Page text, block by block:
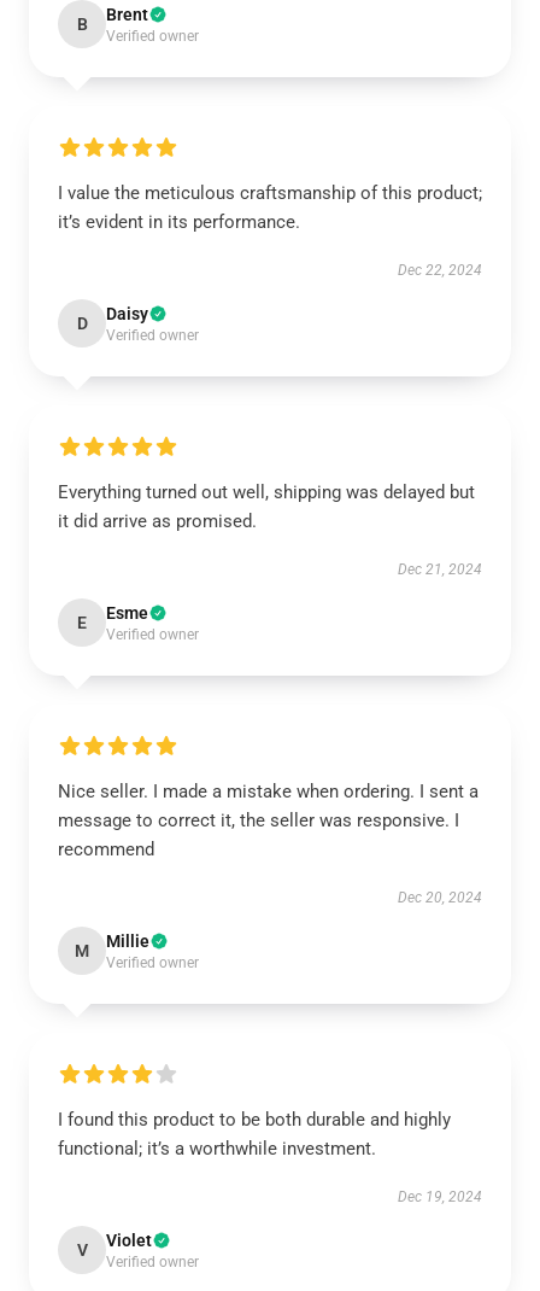
B Brent
Verified owner
I value the meticulous craftsmanship of this product;
it’s evident in its performance.
Dec 22, 2024
D Daisy
Verified owner
Everything turned out well, shipping was delayed but
it did arrive as promised.
Dec 21, 2024
E Esme
Verified owner
Nice seller. I made a mistake when ordering. I sent a
message to correct it, the seller was responsive. I
recommend
Dec 20, 2024
M Millie
Verified owner
I found this product to be both durable and highly
functional; it’s a worthwhile investment.
Dec 19, 2024
V Violet
Verified owner